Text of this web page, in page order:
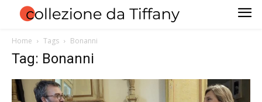
Home Tags Bonanni
Tag: Bonanni